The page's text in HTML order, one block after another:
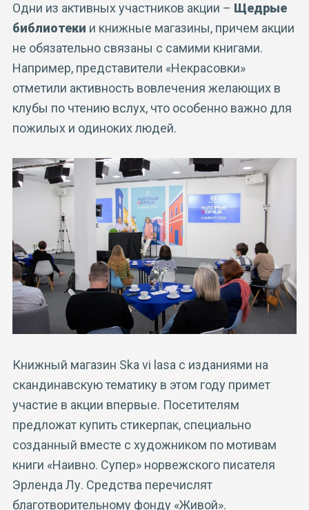
Одни из активных участников акции – Щедрые
библиотеки и книжные магазины, причем акции
не обязательно связаны с самими книгами.
Например, представители «Некрасовки»
отметили активность вовлечения желающих в
клубы по чтению вслух, что особенно важно для
пожилых и одиноких людей.
Книжный магазин Ska vi lasa с изданиями на
скандинавскую тематику в этом году примет
участие в акции впервые. Посетителям
предложат купить стикерпак, специально
созданный вместе с художником по мотивам
книги «Наивно. Супер» норвежского писателя
Эрленда Лу. Средства перечислят
благотворительному фонду «Живой».